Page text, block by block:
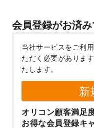
会員登録がお済
当社サービスをご利
ただく必要があります
たします。
新
オリコン顧客満足
お得な会員登録キ